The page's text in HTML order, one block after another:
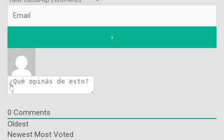
0 Comments
Oldest
Newest Most Voted